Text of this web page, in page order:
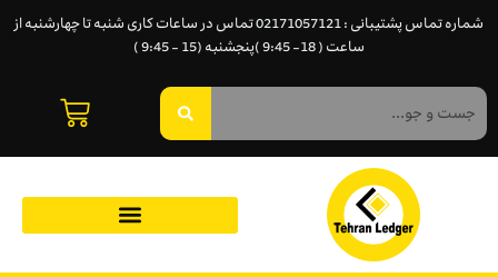
شماره تماس پشتیبانی : 02171057121 تماس در ساعات کاری شنبه تا چهارشنبه از
ساعت ( 18- 9:45 )پنجشنبه (15 - 9:45 )